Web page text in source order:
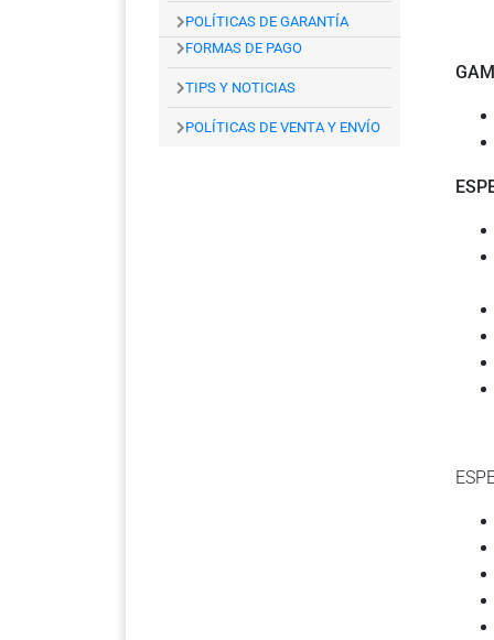
POLÍTICAS DE GARANTÍA
FORMAS DE PAGO
TIPS Y NOTICIAS
POLÍTICAS DE VENTA Y ENVÍO